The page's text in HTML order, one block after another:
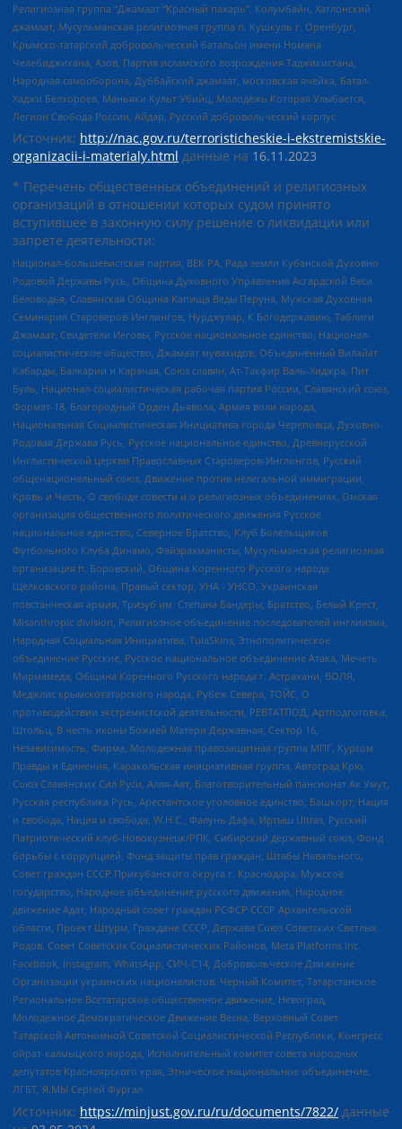
Религиозная группа “Джамаат “Красный пахарь”, Колумбайн, Хатлонский
джамаат, Мусульманская религиозная группа п. Кушкуль г. Оренбург,
Крымско-татарский добровольческий батальон имени Номана
Челебиджихана, Азов, Партия исламского возрождения Таджикистана,
Народная самооборона, Дуббайский джамаат, московская ячейка, Батал-
Хаджи Белхороев, Маньяки Культ Убийц, Молодёжь Которая Улыбается,
Легион Свобода России, Айдар, Русский добровольческий корпус
Источник: http://nac.gov.ru/terroristicheskie-i-ekstremistskie-
organizacii-i-materialy.html данные на 16.11.2023
* Перечень общественных объединений и религиозных
организаций в отношении которых судом принято
вступившее в законную силу решение о ликвидации или
запрете деятельности:
Национал-большевистская партия, ВЕК РА, Рада земли Кубанской Духовно
Родовой Державы Русь, Община Духовного Управления Асгардской Веси
Беловодья, Славянская Община Капища Веды Перуна, Мужская Духовная
Семинария Староверов-Инглингов, Нурджулар, К Богодержавию, Таблиги
Джамаат, Свидетели Иеговы, Русское национальное единство, Национал-
социалистическое общество, Джамаат мувахидов, Объединенный Вилайат
Кабарды, Балкарии и Карачая, Союз славян, Ат-Такфир Валь-Хиджра, Пит
Буль, Национал-социалистическая рабочая партия России, Славянский союз,
Формат-18, Благородный Орден Дьявола, Армия воли народа,
Национальная Социалистическая Инициатива города Череповца, Духовно-
Родовая Держава Русь, Русское национальное единство, Древнерусской
Инглистической церкви Православных Староверов-Инглингов, Русский
общенациональный союз, Движение против нелегальной иммиграции,
Кровь и Честь, О свободе совести и о религиозных объединениях, Омская
организация общественного политического движения Русское
национальное единство, Северное Братство, Клуб Болельщиков
Футбольного Клуба Динамо, Файзрахманисты, Мусульманская религиозная
организация п. Боровский, Община Коренного Русского народа
Щелковского района, Правый сектор, УНА - УНСО, Украинская
повстанческая армия, Тризуб им. Степана Бандеры, Братство, Белый Крест,
Misanthropic division, Религиозное объединение последователей инглиизма,
Народная Социальная Инициатива, TulaSkins, Этнополитическое
объединение Русские, Русское национальное объединение Атака, Мечеть
Мирмамеда, Община Коренного Русского народа г. Астрахани, ВОЛЯ,
Меджлис крымскотатарского народа, Рубеж Севера, ТОЙС, О
противодействии экстремистской деятельности, РЕВТАТПОД, Артподготовка,
Штольц, В честь иконы Божией Матери Державная, Сектор 16,
Независимость, Фирма, Молодежная правозащитная группа МПГ, Курсом
Правды и Единения, Каракольская инициативная группа, Автоград Крю,
Союз Славянских Сил Руси, Алля-Аят, Благотворительный пансионат Ак Умут,
Русская республика Русь, Арестантское уголовное единство, Башкорт, Нация
и свобода, Нация и свобода, W.H.С., Фалунь Дафа, Иртыш Ultras, Русский
Патриотический клуб-Новокузнецк/РПК, Сибирский державный союз, Фонд
борьбы с коррупцией, Фонд защиты прав граждан, Штабы Навального,
Совет граждан СССР Прикубанского округа г. Краснодара, Мужское
государство, Народное объединение русского движения, Народное
движение Адат, Народный совет граждан РСФСР СССР Архангельской
области, Проект Штурм, Граждане СССР, Держава Союз Советских Светлых
Родов, Совет Советских Социалистических Районов, Meta Platforms Inc,
Facebook, Instagram, WhatsApp, СИЧ-С14, Добровольческое Движение
Организации украинских националистов, Черный Комитет, Татарстанское
Региональное Всетатарское общественное движение, Невоград,
Молодежное Демократическое Движение Весна, Верховный Совет
Татарской Автономной Советской Социалистической Республики, Конгресс
ойрат-калмыцкого народа, Исполнительный комитет совета народных
депутатов Красноярского края, Этническое национальное объединение,
ЛГБТ, Я.МЫ Сергей Фургал
Источник: https://minjust.gov.ru/ru/documents/7822/ данные